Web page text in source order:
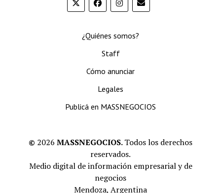
¿Quiénes somos?
Staff
Cómo anunciar
Legales
Publicá en MASSNEGOCIOS
© 2026 MASSNEGOCIOS.Todos los derechos
reservados.
Medio digital de información empresarial y de
negocios
Mendoza, Argentina